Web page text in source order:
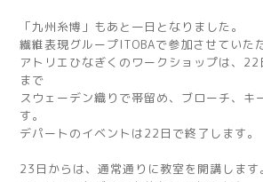
「九州糸博」もあと一日となりました。
繊維表現グループITOBAで参加させていた
アトリエひなぎくのワークショップは、
まで
スウェーデン織りで帯留め、ブローチ、キ
す。
デパートのイベントは22日で終了します。
23日からは、通常通りに教室を開講します。